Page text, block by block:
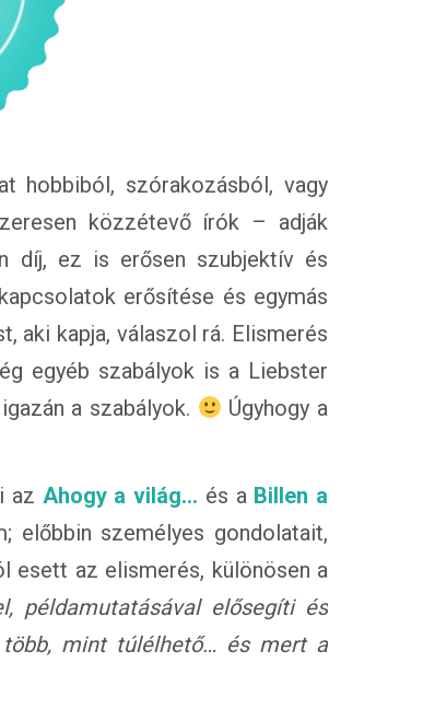
hobbiból, szórakozásból, vagy
közzétevő írók – adják
díj, ez is erősen szubjektív és
erősítése és egymás
aki kapja, válaszol rá. Elismerés
egyéb szabályok is a Liebster
a szabályok.
Úgyhogy a
az Ahogy a világ… és a Billen a
előbbin személyes gondolatait,
esett az elismerés, különösen a
példamutatásával elősegíti és
mint túlélhető… és mert a